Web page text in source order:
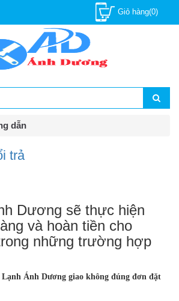
Giỏ hàng(0)
dẫn
trả
Dương sẽ thực hiện
và hoàn tiền cho
những trường hợp
Ánh Dương giao không đúng đơn đặt